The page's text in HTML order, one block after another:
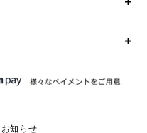
もらえますか？
すが？
知らせ